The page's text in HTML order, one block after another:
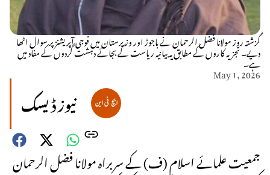
گزشتہ روز مولانا فضل الرحمان نے باجوڑ اور وزیرستان میں فوجی آپریشنز پر سوال اٹھا
دیے۔ تجزیہ کاروں کے مطابق یہ بیانیہ ریاست کے بجائے دہشت گردوں کے مفاد میں
ہے۔
May 1, 2026
نیوز ڈیسک
جمعیت علمائے اسلام (ف) کے سربراہ مولانا فضل الرحمان